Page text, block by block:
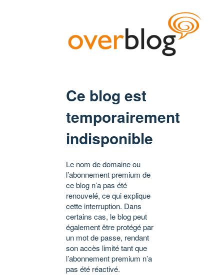
Ce blog est
temporairement
indisponible
Le nom de domaine ou
l’abonnement premium de
ce blog n’a pas été
renouvelé, ce qui explique
cette interruption. Dans
certains cas, le blog peut
également être protégé par
un mot de passe, rendant
son accès limité tant que
l’abonnement premium n’a
pas été réactivé.